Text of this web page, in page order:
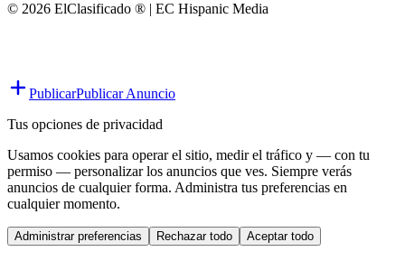
© 2026 ElClasificado ® | EC Hispanic Media
PublicarPublicar Anuncio
Tus opciones de privacidad
Usamos cookies para operar el sitio, medir el tráfico y — con tu
permiso — personalizar los anuncios que ves. Siempre verás
anuncios de cualquier forma. Administra tus preferencias en
cualquier momento.
Administrar preferencias Rechazar todo Aceptar todo